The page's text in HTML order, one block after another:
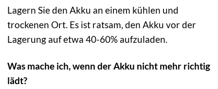
Lagern Sie den Akku an einem kühlen und
trockenen Ort. Es ist ratsam, den Akku vor der
Lagerung auf etwa 40-60% aufzuladen.
Was mache ich, wenn der Akku nicht mehr richtig
lädt?